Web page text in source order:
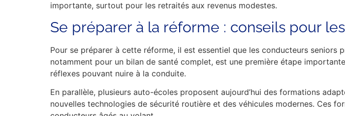
importante, surtout pour les retraités aux revenus modestes.
Se préparer à la réforme : conseils pour
Pour se préparer à cette réforme, il est essentiel que les conducteurs seniors
notamment pour un bilan de santé complet, est une première étape
réflexes pouvant nuire à la conduite.
En parallèle, plusieurs auto-écoles proposent aujourd’hui des formations
nouvelles technologies de sécurité routière et des véhicules modernes. Ces